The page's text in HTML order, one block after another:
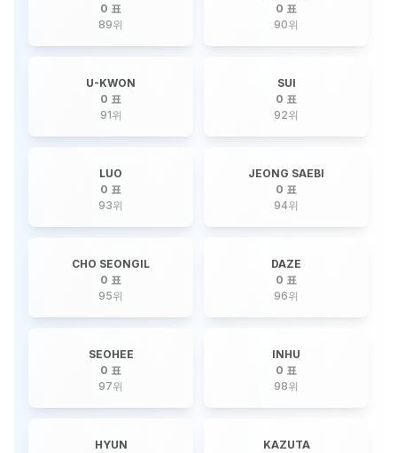
0 표
89위
0 표
90위
U-KWON
0 표
91위
SUI
0 표
92위
LUO
0 표
93위
JEONG SAEBI
0 표
94위
CHO SEONGIL
0 표
95위
DAZE
0 표
96위
SEOHEE
0 표
97위
INHU
0 표
98위
HYUN
KAZUTA